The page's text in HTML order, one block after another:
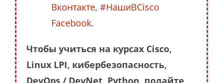
Вконтакте, #НашиВCisco
Facebook.
Чтобы учиться на курсах Cisco,
Linux LPI, кибербезопасность,
DevOps / DevNet, Python, подайте